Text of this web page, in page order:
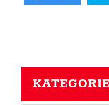
KATEGORIE